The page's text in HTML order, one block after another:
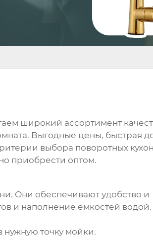
широкий ассортимент
Выгодные цены, быстрая
выбора поворотных
приобрести оптом.
Они обеспечивают удобство и
и наполнение емкостей водой.
нужную точку мойки.